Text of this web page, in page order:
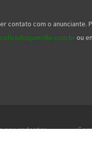
contato com o anunciante.
ou
seu cadastro